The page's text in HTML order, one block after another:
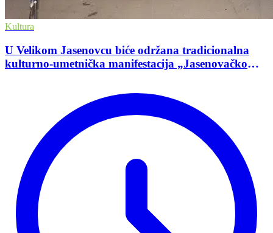
Kultura
U Velikom Jasenovcu biće održana tradicionalna
kulturno-umetnička manifestacija „Jasenovačko